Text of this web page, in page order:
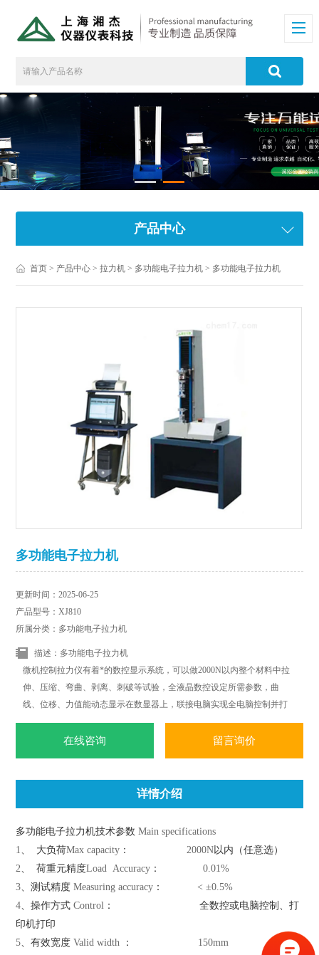
产品中心
首页 > 产品中心 >拉力机 > 多功能电子拉力机 > 多功能电子拉力机
多功能电子拉力机
更新时间：2025-06-25
产品型号：XJ810
所属分类：多功能电子拉力机
描述：多功能电子拉力机
微机控制拉力仪有着*的数控显示系统，可以做2000N以内整个材料中拉
伸、压缩、弯曲、剥离、刺破等试验，全液晶数控设定所需参数，曲
线、位移、力值能动态显示在数显器上，联接电脑实现全电脑控制并打
印标准试验报告；*改变传统材料式试验机机台笨重、操作复杂、性能单
一之缺点。外观采用挤型封板及高级烤漆处理，更显美观大方。
在线咨询 留言询价
详情介绍
多功能电子拉力机技术参数 Main specifications
1、 大负荷Max capacity ： 2000N以内（任意选）
2、 荷重元精度Load Accuracy ：
0.01%
3、测试精度 Measuring accuracy ：
< ±0.5%
4、操作方式 Control ：
全数控或电脑控制、打
印机打印
5、有效宽度 Valid width ：
150mm